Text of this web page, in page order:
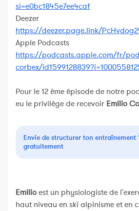
si=e0bc1845e7ee4caf
Deezer
https://deezer.page.link/
Apple Podcasts
https://podcasts.apple.com/fr/
corbex/
Pour le 12 ème épisode de notre
eu le privilège de recevoir Emilio
Envie de structurer ton entraînement
gratuitement
Emilioest un physiologiste de
haut niveau en ski alpinisme et en